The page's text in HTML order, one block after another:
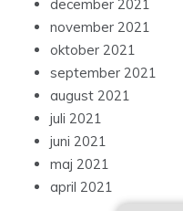
december 2021
november 2021
oktober 2021
september 2021
august 2021
juli 2021
juni 2021
maj 2021
april 2021